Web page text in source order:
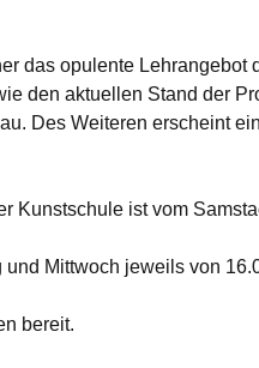
das opulente
den aktuellen Stand der
Des Weiteren erscheint
ist vom
Mittwoch jeweils von
bereit.